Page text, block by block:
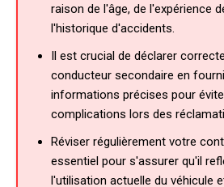
raison de l'âge, de l'expérience
l'historique d'accidents.
Il est crucial de déclarer
conducteur secondaire en
informations précises pour
complications lors des
Réviser régulièrement votre
essentiel pour s'assurer qu'il
l'utilisation actuelle du véhicule